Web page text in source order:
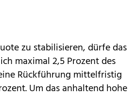
zu stabilisieren, dürfe das
maximal 2,5 Prozent des
Rückführung mittelfristig
Um das anhaltend hohe